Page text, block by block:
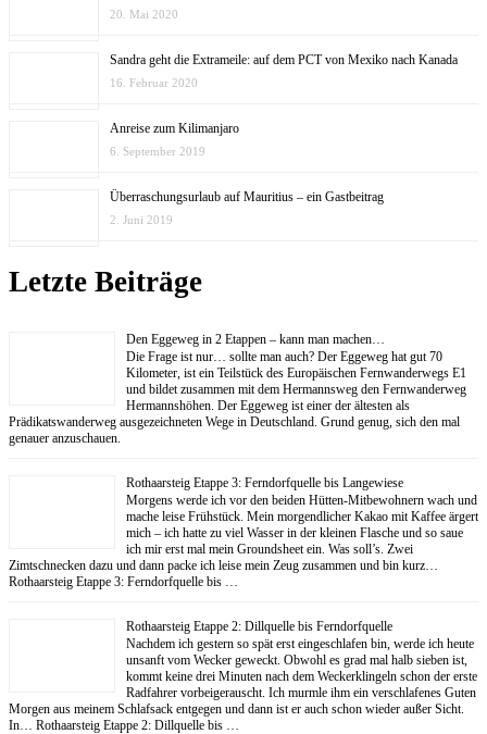
20. Mai 2020
Sandra geht die Extrameile: auf dem PCT von Mexiko nach Kanada
16. Februar 2020
Anreise zum Kilimanjaro
6. September 2019
Überraschungsurlaub auf Mauritius – ein Gastbeitrag
2. Juni 2019
Letzte Beiträge
Den Eggeweg in 2 Etappen – kann man machen…
Die Frage ist nur… sollte man auch? Der Eggeweg hat gut 70
Kilometer, ist ein Teilstück des Europäischen Fernwanderwegs E1
und bildet zusammen mit dem Hermannsweg den Fernwanderweg
Hermannshöhen. Der Eggeweg ist einer der ältesten als
Prädikatswanderweg ausgezeichneten Wege in Deutschland. Grund genug, sich den mal
genauer anzuschauen.
Rothaarsteig Etappe 3: Ferndorfquelle bis Langewiese
Morgens werde ich vor den beiden Hütten-Mitbewohnern wach und
mache leise Frühstück. Mein morgendlicher Kakao mit Kaffee ärgert
mich – ich hatte zu viel Wasser in der kleinen Flasche und so saue
ich mir erst mal mein Groundsheet ein. Was soll’s. Zwei
Zimtschnecken dazu und dann packe ich leise mein Zeug zusammen und bin kurz…
Rothaarsteig Etappe 3: Ferndorfquelle bis …
Rothaarsteig Etappe 2: Dillquelle bis Ferndorfquelle
Nachdem ich gestern so spät erst eingeschlafen bin, werde ich heute
unsanft vom Wecker geweckt. Obwohl es grad mal halb sieben ist,
kommt keine drei Minuten nach dem Weckerklingeln schon der erste
Radfahrer vorbeigerauscht. Ich murmle ihm ein verschlafenes Guten
Morgen aus meinem Schlafsack entgegen und dann ist er auch schon wieder außer Sicht.
In… Rothaarsteig Etappe 2: Dillquelle bis …